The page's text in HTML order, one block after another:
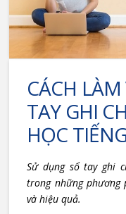
CÁCH
TAY GHI
HỌC
Sử dụng sổ tay ghi
trong những phương
và hiệu quả.